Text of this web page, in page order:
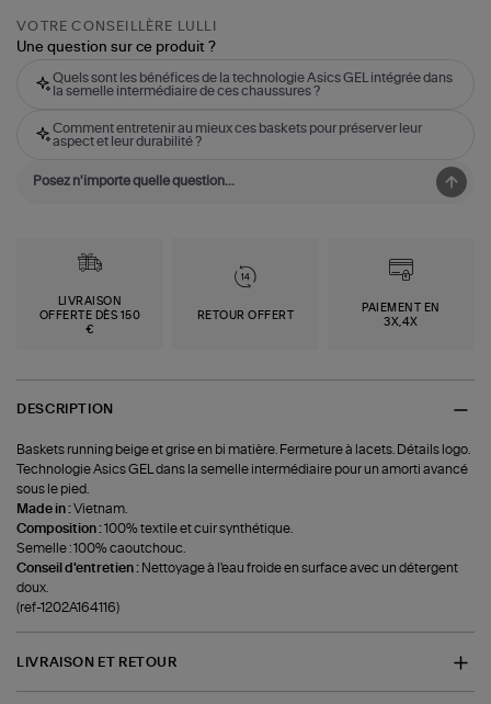
VOTRE CONSEILLÈRE LULLI
Une question sur ce produit ?
Quels sont les bénéfices de la technologie Asics GEL intégrée dans
la semelle intermédiaire de ces chaussures ?
Comment entretenir au mieux ces baskets pour préserver leur
aspect et leur durabilité ?
LIVRAISON
OFFERTE DÈS 150
€
RETOUR OFFERT
PAIEMENT EN
3X,4X
DESCRIPTION
Baskets running beige et grise en bi matière. Fermeture à lacets. Détails logo.
Technologie Asics GEL dans la semelle intermédiaire pour un amorti avancé
sous le pied.
Made in :Vietnam.
Composition :100% textile et cuir synthétique.
Semelle : 100% caoutchouc.
Conseil d'entretien : Nettoyage à l'eau froide en surface avec un détergent
doux.
(ref-1202A164116)
LIVRAISON ET RETOUR